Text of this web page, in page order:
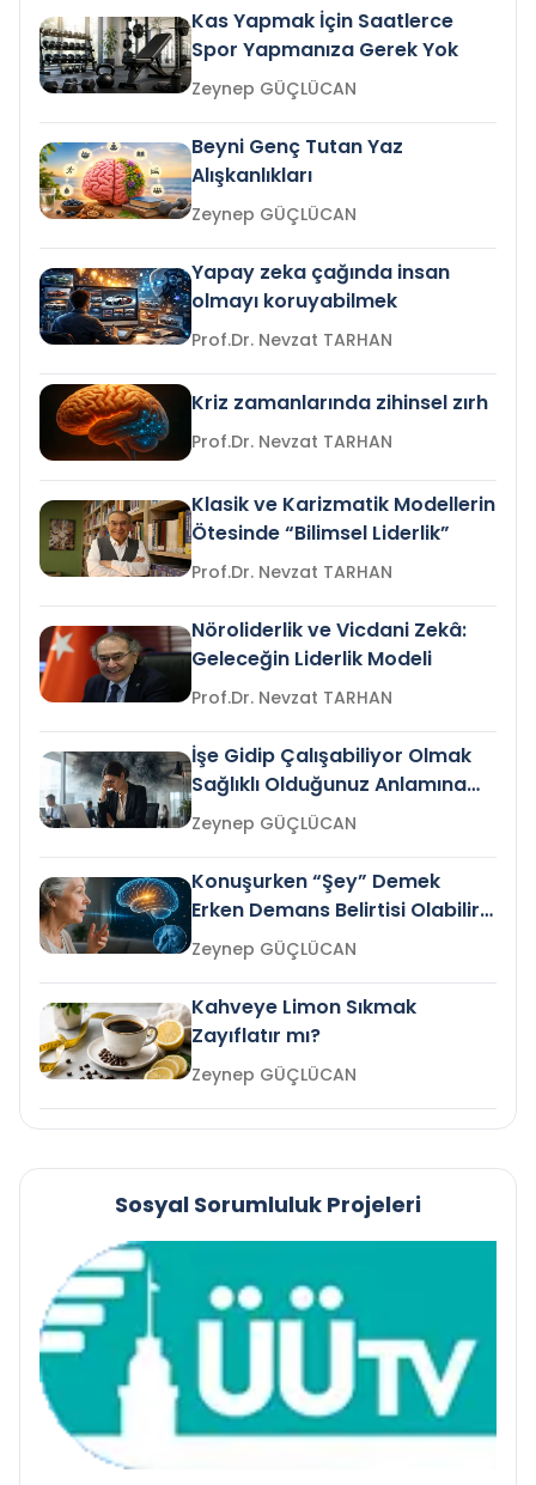
Kas Yapmak İçin Saatlerce
Spor Yapmanıza Gerek Yok
Zeynep GÜÇLÜCAN
Beyni Genç Tutan Yaz
Alışkanlıkları
Zeynep GÜÇLÜCAN
Yapay zeka çağında insan
olmayı koruyabilmek
Prof.Dr. Nevzat TARHAN
Kriz zamanlarında zihinsel zırh
Prof.Dr. Nevzat TARHAN
Klasik ve Karizmatik Modellerin
Ötesinde “Bilimsel Liderlik”
Prof.Dr. Nevzat TARHAN
Nöroliderlik ve Vicdani Zekâ:
Geleceğin Liderlik Modeli
Prof.Dr. Nevzat TARHAN
İşe Gidip Çalışabiliyor Olmak
Sağlıklı Olduğunuz Anlamına
Gelir mi?Zeynep GÜÇLÜCAN
Konuşurken “Şey” Demek
Erken Demans Belirtisi Olabilir
mi?
Zeynep GÜÇLÜCAN
Kahveye Limon Sıkmak
Zayıflatır mı?
Zeynep GÜÇLÜCAN
Sosyal Sorumluluk Projeleri